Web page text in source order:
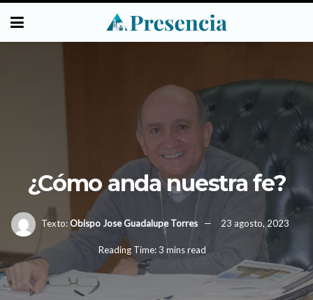
¿Cómo anda nuestra fe?
Texto: Obispo Jose Guadalupe Torres 23 agosto, 2023
Reading Time: 3 mins read